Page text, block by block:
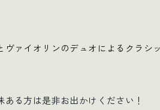
ァイオリンのデュオによるクラシ
る方は是非お出かけください！